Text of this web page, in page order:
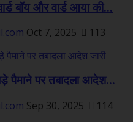
बॉय और वार्ड आया की...
Oct 7, 2025 113
पैमाने पर तबादला आदेश...
Sep 30, 2025
114